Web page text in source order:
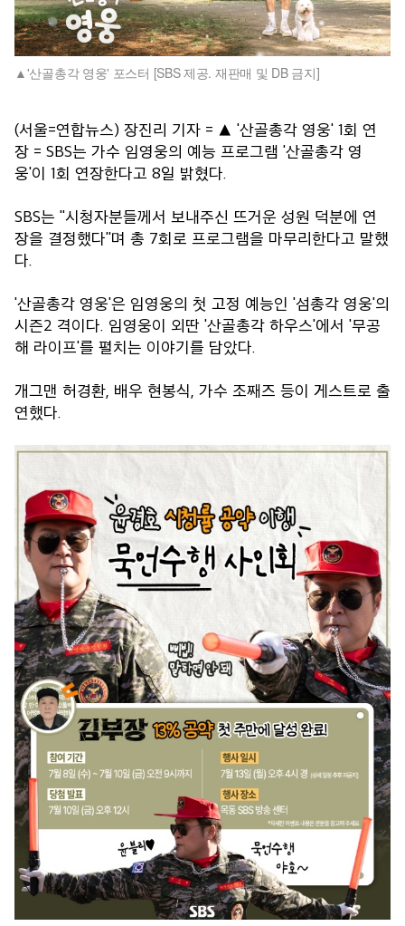
'산골총각 영웅' 포스터 [SBS 제공. 재판매 및 DB 금지]
(서울=연합뉴스) 장진리 기자 = ▲ '산골총각 영웅' 1회 연
장 = SBS는 가수 임영웅의 예능 프로그램 '산골총각 영
웅'이 1회 연장한다고 8일 밝혔다.
SBS는 "시청자분들께서 보내주신 뜨거운 성원 덕분에 연
장을 결정했다"며 총 7회로 프로그램을 마무리한다고 말했
다.
'산골총각 영웅'은 임영웅의 첫 고정 예능인 '섬총각 영웅'의
시즌2 격이다. 임영웅이 외딴 '산골총각 하우스'에서 '무공
해 라이프'를 펼치는 이야기를 담았다.
개그맨 허경환, 배우 현봉식, 가수 조째즈 등이 게스트로 출
연했다.